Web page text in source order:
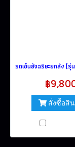
รถเข็นอัจฉริยะยกลัง [รุ่
฿
สั่งซื้อสิ